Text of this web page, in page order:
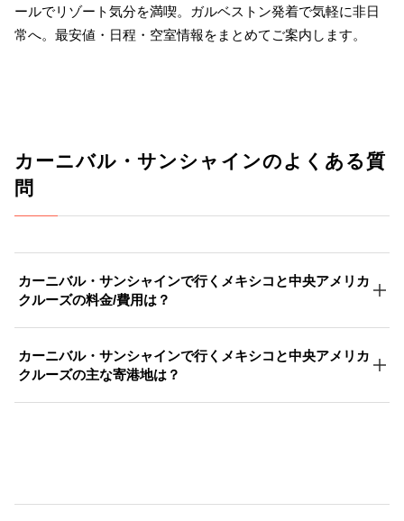
ールでリゾート気分を満喫。ガルベストン発着で気軽に非日
常へ。最安値・日程・空室情報をまとめてご案内します。
カーニバル・サンシャインのよくある質
問
カーニバル・サンシャインで行くメキシコと中央アメリカ
クルーズの料金/費用は？
カーニバル・サンシャインで行くメキシコと中央アメリカ
クルーズの主な寄港地は？